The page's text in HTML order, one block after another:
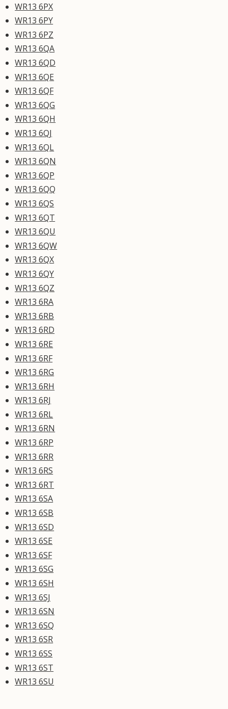
WR13 6PX
WR13 6PY
WR13 6PZ
WR13 6QA
WR13 6QD
WR13 6QE
WR13 6QF
WR13 6QG
WR13 6QH
WR13 6QJ
WR13 6QL
WR13 6QN
WR13 6QP
WR13 6QQ
WR13 6QS
WR13 6QT
WR13 6QU
WR13 6QW
WR13 6QX
WR13 6QY
WR13 6QZ
WR13 6RA
WR13 6RB
WR13 6RD
WR13 6RE
WR13 6RF
WR13 6RG
WR13 6RH
WR13 6RJ
WR13 6RL
WR13 6RN
WR13 6RP
WR13 6RR
WR13 6RS
WR13 6RT
WR13 6SA
WR13 6SB
WR13 6SD
WR13 6SE
WR13 6SF
WR13 6SG
WR13 6SH
WR13 6SJ
WR13 6SN
WR13 6SQ
WR13 6SR
WR13 6SS
WR13 6ST
WR13 6SU